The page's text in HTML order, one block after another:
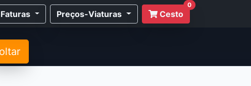
Preços-Viaturas Cesto
0